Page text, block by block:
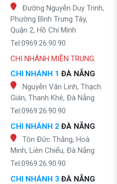
Đường Nguyễn Duy Trinh,
Phường Bình Trưng Tây,
Quận 2, Hồ Chí Minh
Tel:0969.26.90.90
CHI NHÁNH MIỀN TRUNG:
CHI NHÁNH 1 ĐÀ NẴNG
Nguyễn Văn Linh, Thạch
Gián, Thanh Khê, Đà Nẵng
Tel:0969.26.90.90
CHI NHÁNH 2 ĐÀ NẴNG
Tôn Đức Thắng, Hoà
Minh, Liên Chiểu, Đà Nẵng
Tel:0969.26.90.90
CHI NHÁNH 3 ĐÀ NẴNG